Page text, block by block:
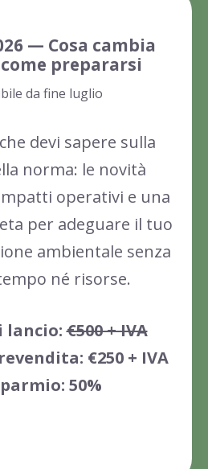
— Cosa cambia
prepararsi
da fine luglio
devi sapere sulla
norma: le novità
operativi e una
per adeguare il tuo
ambientale senza
né risorse.
lancio:€500 + IVA
€250 + IVA
50%